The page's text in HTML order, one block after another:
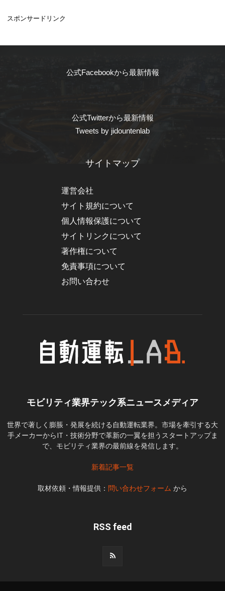
スポンサードリンク
公式Facebookから最新情報
公式Twitterから最新情報
Tweets by jidountenlab
サイトマップ
運営会社
サイト規約について
個人情報保護について
サイトリンクについて
著作権について
免責事項について
お問い合わせ
モビリティ業界テック系ニュースメディア
世界で著しく膨脹・発展を続ける自動運転業界。市場を牽引する大
手メーカーからIT・技術分野で革新の一翼を担うスタートアップま
で、モビリティ業界の最前線を発信します。
新着記事一覧
取材依頼・情報提供： 問い合わせフォーム から
RSS feed